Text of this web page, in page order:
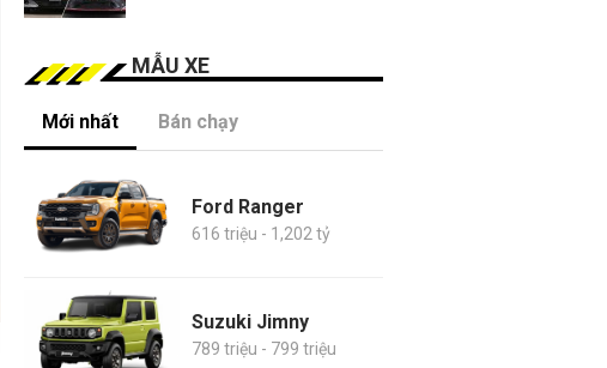
MẪU XE
Mới nhất Bán chạy
Ford Ranger
616 triệu - 1,202 tỷ
Suzuki Jimny
789 triệu - 799 triệu